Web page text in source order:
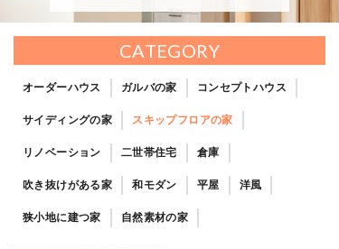
プ
CATEGORY
オーダーハウス ガルバの家 コンセプトハウス
サイディングの家 スキップフロアの家
リノベーション 二世帯住宅 倉庫
吹き抜けがある家 和モダン 平屋 洋風
狭小地に建つ家 自然素材の家